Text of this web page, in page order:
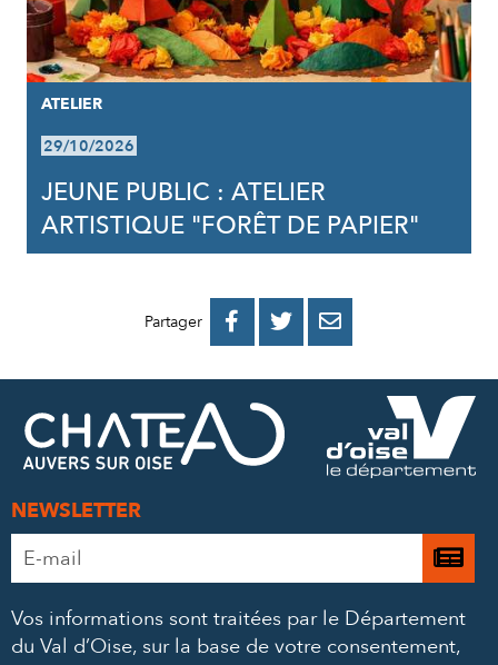
ATELIER
29/10/2026
JEUNE PUBLIC : ATELIER
ARTISTIQUE "FORÊT DE PAPIER"
Partager 
PARTAGER
FACEBOOK
PARTAGER
PARTAGER
MAIL
NEWSLETTER
Adresse
e-
*
Je
à
Vos informations sont traitées par le Département
du Val d’Oise, sur la base de votre consentement,